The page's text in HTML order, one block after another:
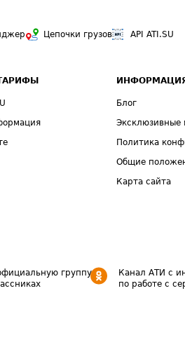
Цепочки грузов API ATI.SU
ИНФОРМАЦИЯ
Блог
Эксклюзивные
Политика
Общие
Карта сайта
группу
Канал АТИ с
по работе с